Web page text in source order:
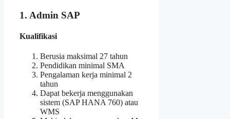
1. Admin SAP
Kualifikasi
Berusia maksimal 27 tahun
Pendidikan minimal SMA
Pengalaman kerja minimal 2
tahun
Dapat bekerja menggunakan
sistem (SAP HANA 760) atau
WMS